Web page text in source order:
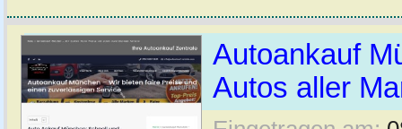
Autoankauf
Autos aller